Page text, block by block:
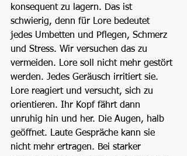
konsequent zu lagern. Das ist
schwierig, denn für Lore bedeutet
jedes Umbetten und Pflegen, Schmerz
und Stress. Wir versuchen das zu
vermeiden. Lore soll nicht mehr gestört
werden. Jedes Geräusch irritiert sie.
Lore reagiert und versucht, sich zu
orientieren. Ihr Kopf fährt dann
unruhig hin und her. Die Augen, halb
geöffnet. Laute Gespräche kann sie
nicht mehr ertragen. Bei starker